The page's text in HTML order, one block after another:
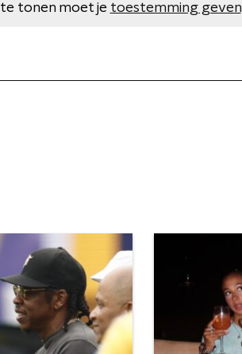
tonen moet je toestemming geven